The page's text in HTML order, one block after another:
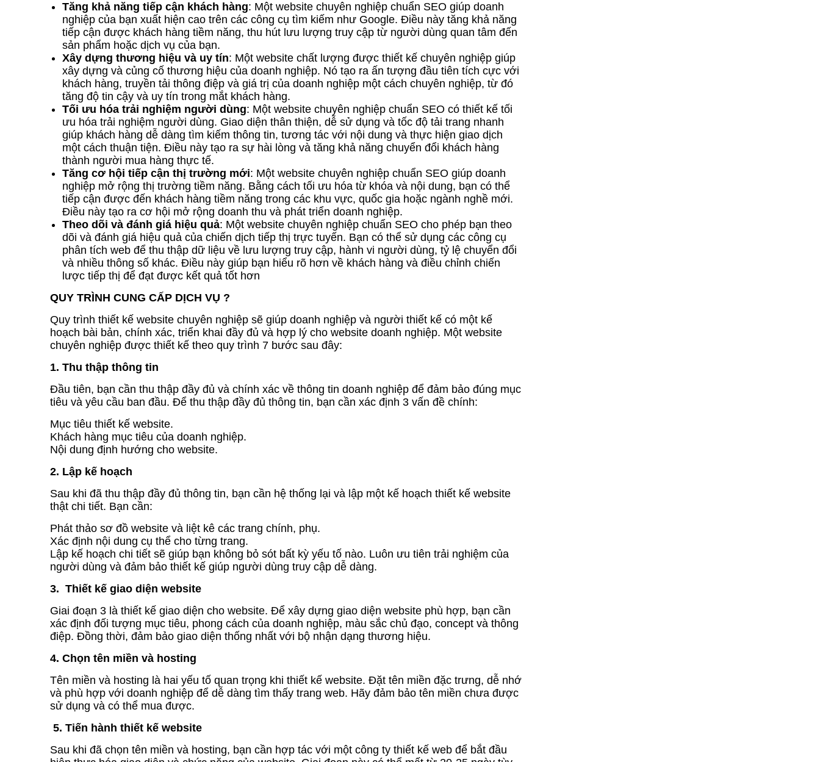
Tăng khả năng tiếp cận khách hàng: Một website chuyên nghiệp chuẩn SEO giúp doanh
nghiệp của bạn xuất hiện cao trên các công cụ tìm kiếm như Google. Điều này tăng khả năng
tiếp cận được khách hàng tiềm năng, thu hút lưu lượng truy cập từ người dùng quan tâm đến
sản phẩm hoặc dịch vụ của bạn.
Xây dựng thương hiệu và uy tín: Một website chất lượng được thiết kế chuyên nghiệp giúp
xây dựng và củng cố thương hiệu của doanh nghiệp. Nó tạo ra ấn tượng đầu tiên tích cực với
khách hàng, truyền tải thông điệp và giá trị của doanh nghiệp một cách chuyên nghiệp, từ đó
tăng độ tin cậy và uy tín trong mắt khách hàng.
Tối ưu hóa trải nghiệm người dùng: Một website chuyên nghiệp chuẩn SEO có thiết kế tối
ưu hóa trải nghiệm người dùng. Giao diện thân thiện, dễ sử dụng và tốc độ tải trang nhanh
giúp khách hàng dễ dàng tìm kiếm thông tin, tương tác với nội dung và thực hiện giao dịch
một cách thuận tiện. Điều này tạo ra sự hài lòng và tăng khả năng chuyển đổi khách hàng
thành người mua hàng thực tế.
Tăng cơ hội tiếp cận thị trường mới: Một website chuyên nghiệp chuẩn SEO giúp doanh
nghiệp mở rộng thị trường tiềm năng. Bằng cách tối ưu hóa từ khóa và nội dung, bạn có thể
tiếp cận được đến khách hàng tiềm năng trong các khu vực, quốc gia hoặc ngành nghề mới.
Điều này tạo ra cơ hội mở rộng doanh thu và phát triển doanh nghiệp.
Theo dõi và đánh giá hiệu quả: Một website chuyên nghiệp chuẩn SEO cho phép bạn theo
dõi và đánh giá hiệu quả của chiến dịch tiếp thị trực tuyến. Bạn có thể sử dụng các công cụ
phân tích web để thu thập dữ liệu về lưu lượng truy cập, hành vi người dùng, tỷ lệ chuyển đổi
và nhiều thông số khác. Điều này giúp bạn hiểu rõ hơn về khách hàng và điều chỉnh chiến
lược tiếp thị để đạt được kết quả tốt hơn
QUY TRÌNH CUNG CẤP DỊCH VỤ ?
Quy trình thiết kế website chuyên nghiệp sẽ giúp doanh nghiệp và người thiết kế có một kế
hoạch bài bản, chính xác, triển khai đầy đủ và hợp lý cho website doanh nghiệp. Một website
chuyên nghiệp được thiết kế theo quy trình 7 bước sau đây:
1. Thu thập thông tin
Đầu tiên, bạn cần thu thập đầy đủ và chính xác về thông tin doanh nghiệp để đảm bảo đúng mục
tiêu và yêu cầu ban đầu. Để thu thập đầy đủ thông tin, bạn cần xác định 3 vấn đề chính:
Mục tiêu thiết kế website.
Khách hàng mục tiêu của doanh nghiệp.
Nội dung định hướng cho website.
2. Lập kế hoạch
Sau khi đã thu thập đầy đủ thông tin, bạn cần hệ thống lại và lập một kế hoạch thiết kế website
thật chi tiết. Bạn cần:
Phát thảo sơ đồ website và liệt kê các trang chính, phụ.
Xác định nội dung cụ thể cho từng trang.
Lập kế hoạch chi tiết sẽ giúp bạn không bỏ sót bất kỳ yếu tố nào. Luôn ưu tiên trải nghiệm của
người dùng và đảm bảo thiết kế giúp người dùng truy cập dễ dàng.
3. Thiết kế giao diện website
Giai đoạn 3 là thiết kế giao diện cho website. Để xây dựng giao diện website phù hợp, bạn cần
xác định đối tượng mục tiêu, phong cách của doanh nghiệp, màu sắc chủ đạo, concept và thông
điệp. Đồng thời, đảm bảo giao diện thống nhất với bộ nhận dạng thương hiệu.
4. Chọn tên miền và hosting
Tên miền và hosting là hai yếu tố quan trọng khi thiết kế website. Đặt tên miền đặc trưng, dễ nhớ
và phù hợp với doanh nghiệp để dễ dàng tìm thấy trang web. Hãy đảm bảo tên miền chưa được
sử dụng và có thể mua được.
5. Tiến hành thiết kế website
Sau khi đã chọn tên miền và hosting, bạn cần hợp tác với một công ty thiết kế web để bắt đầu